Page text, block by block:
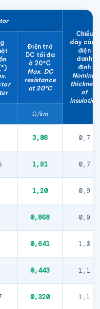
Chiều
dày cách
điện
danh
định
Nominal
thickness
of
insulation
Điện trở
DC tối đa
ở 20°C
Max. DC
resistance
at 20°C
Ω/km
3,08 0,7
1,91 0,7
1,20 0,9
0,868 0,9
0,641 1,0
0,443 1,1
0,320 1,1